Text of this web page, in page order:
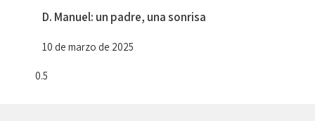
D. Manuel: un padre, una sonrisa
10 de marzo de 2025